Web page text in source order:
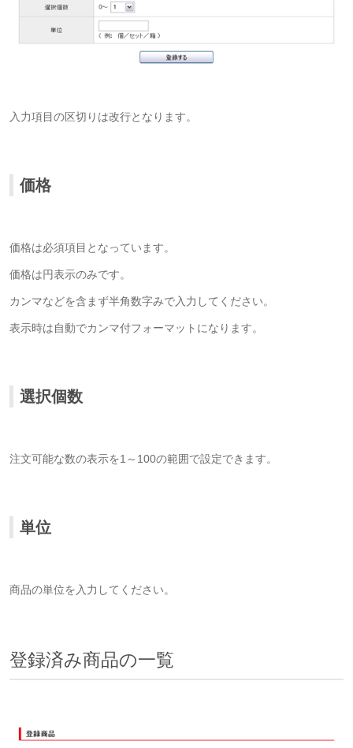
入力項目の区切りは改行となります。
価格
価格は必須項目となっています。
価格は円表示のみです。
カンマなどを含まず半角数字みで入力してください。
表示時は自動でカンマ付フォーマットになります。
選択個数
注文可能な数の表示を1～100の範囲で設定できます。
単位
商品の単位を入力してください。
登録済み商品の一覧